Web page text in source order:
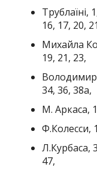
Трублаїні,
16, 17, 20,
Михайла
19, 21, 23,
34, 36, 38а,
М. Аркаса,
Ф.Колесси,
Л.Курбаса,
47,